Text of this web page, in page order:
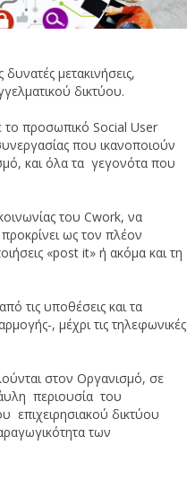
μετακινήσεις,
δικτύου.
το προσωπικό Social User
που ικανοποιούν
και όλα τα γεγονότα που
του Cwork, να
ως τον πλέον
«post it» ή ακόμα και τη
τις υποθέσεις και τα
, μέχρι τις τηλεφωνικές
στον Οργανισμό, σε
περιουσία του
δικτύου
των